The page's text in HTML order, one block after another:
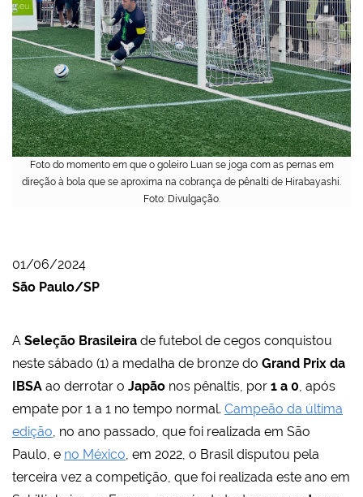
Foto do momento em que o goleiro Luan se joga com as pernas em
direção à bola que se aproxima na cobrança de pênalti de Hirabayashi.
Foto: Divulgação.
01/06/2024
São Paulo/SP
A Seleção Brasileira de futebol de cegos conquistou
neste sábado (1) a medalha de bronze do Grand Prix da
IBSA ao derrotar o Japão nos pênaltis, por 1 a 0 , após
empate por 1 a 1 no tempo normal. Campeão da última
edição , no ano passado, que foi realizada em São
Paulo, e no México , em 2022, o Brasil disputou pela
terceira vez a competição, que foi realizada este ano em